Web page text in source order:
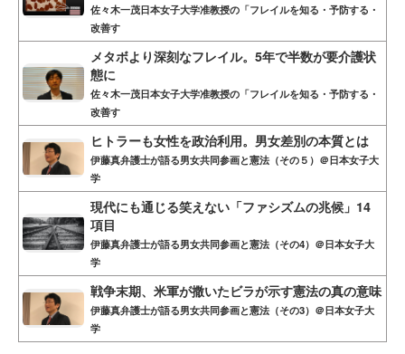
佐々木一茂日本女子大学准教授の「フレイルを知る・予防する・
改善す
メタボより深刻なフレイル。5年で半数が要介護状
態に
佐々木一茂日本女子大学准教授の「フレイルを知る・予防する・
改善す
ヒトラーも女性を政治利用。男女差別の本質とは
伊藤真弁護士が語る男女共同参画と憲法（その５）＠日本女子大
学
現代にも通じる笑えない「ファシズムの兆候」14
項目
伊藤真弁護士が語る男女共同参画と憲法（その4）＠日本女子大
学
戦争末期、米軍が撒いたビラが示す憲法の真の意味
伊藤真弁護士が語る男女共同参画と憲法（その3）＠日本女子大
学